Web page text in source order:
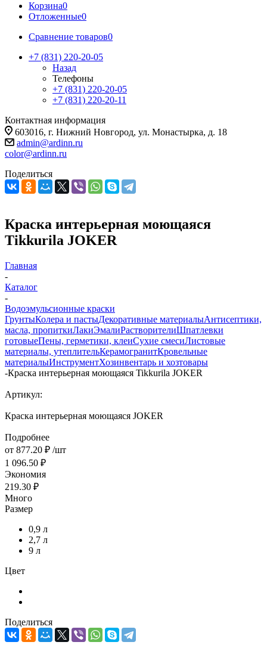
Корзина0
Отложенные0
Сравнение товаров0
+7 (831) 220-20-05
Назад
Телефоны
+7 (831) 220-20-05
+7 (831) 220-20-11
Контактная информация
603016, г. Нижний Новгород, ул. Монастырка, д. 18
admin@ardinn.ru
color@ardinn.ru
Поделиться
Краска интерьерная моющаяся
Tikkurila JOKER
Главная
-
Каталог
-
Водоэмульсионные краски
ГрунтыКолера и пастыДекоративные материалыАнтисептики,
масла, пропиткиЛакиЭмалиРастворителиШпатлевки
готовыеПены, герметики, клеиСухие смесиЛистовые
материалы, утеплительКерамогранитКровельные
материалыИнструментХозинвентарь и хозтовары
-Краска интерьерная моющаяся Tikkurila JOKER
Артикул:
Краска интерьерная моющаяся JOKER
Подробнее
от 877.20 ₽ /шт
1 096.50 ₽
Экономия
219.30 ₽
Много
Размер
0,9 л
2,7 л
9 л
Цвет
Поделиться